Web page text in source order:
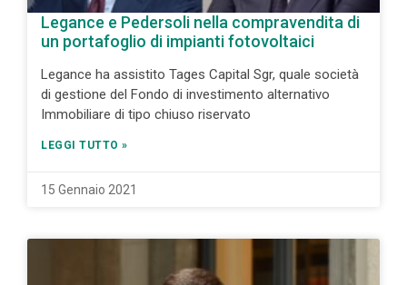
Legance e Pedersoli nella compravendita di
un portafoglio di impianti fotovoltaici
Legance ha assistito Tages Capital Sgr, quale società
di gestione del Fondo di investimento alternativo
Immobiliare di tipo chiuso riservato
LEGGI TUTTO »
15 Gennaio 2021